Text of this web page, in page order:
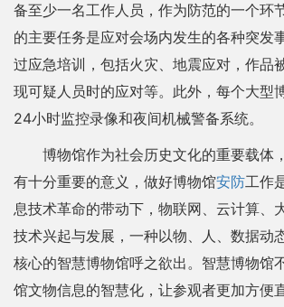
备至少一名工作人员，作为防范的一个环
的主要任务是应对会场内发生的各种突发
过应急培训，包括火灾、地震应对，作品
现可疑人员时的应对等。此外，每个大型
24小时监控录像和夜间机械警备系统。
博物馆作为社会历史文化的重要载体
有十分重要的意义，做好博物馆安防工作
息技术革命的带动下，物联网、云计算、
技术兴起与发展，一种以物、人、数据动
核心的智慧博物馆呼之欲出。智慧博物馆
馆文物信息的智慧化，让参观者更加方便